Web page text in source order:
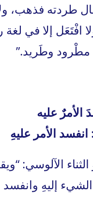
طردته فذهب،
افْتَعَل إلا في لغة
مطْرود وطَريد.”
عليه
انفسد الأمر عليهِ
الآلوسي:
إليهِ وانفسد